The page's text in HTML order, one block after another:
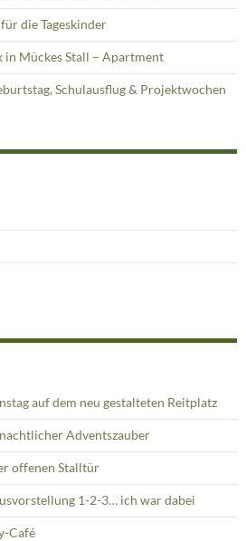
die Tageskinder
Mückes Stall – Apartment
Schulausflug & Projektwochen
auf dem neu gestalteten Reitplatz
Adventszauber
offenen Stalltür
1-2-3… ich war dabei
Café